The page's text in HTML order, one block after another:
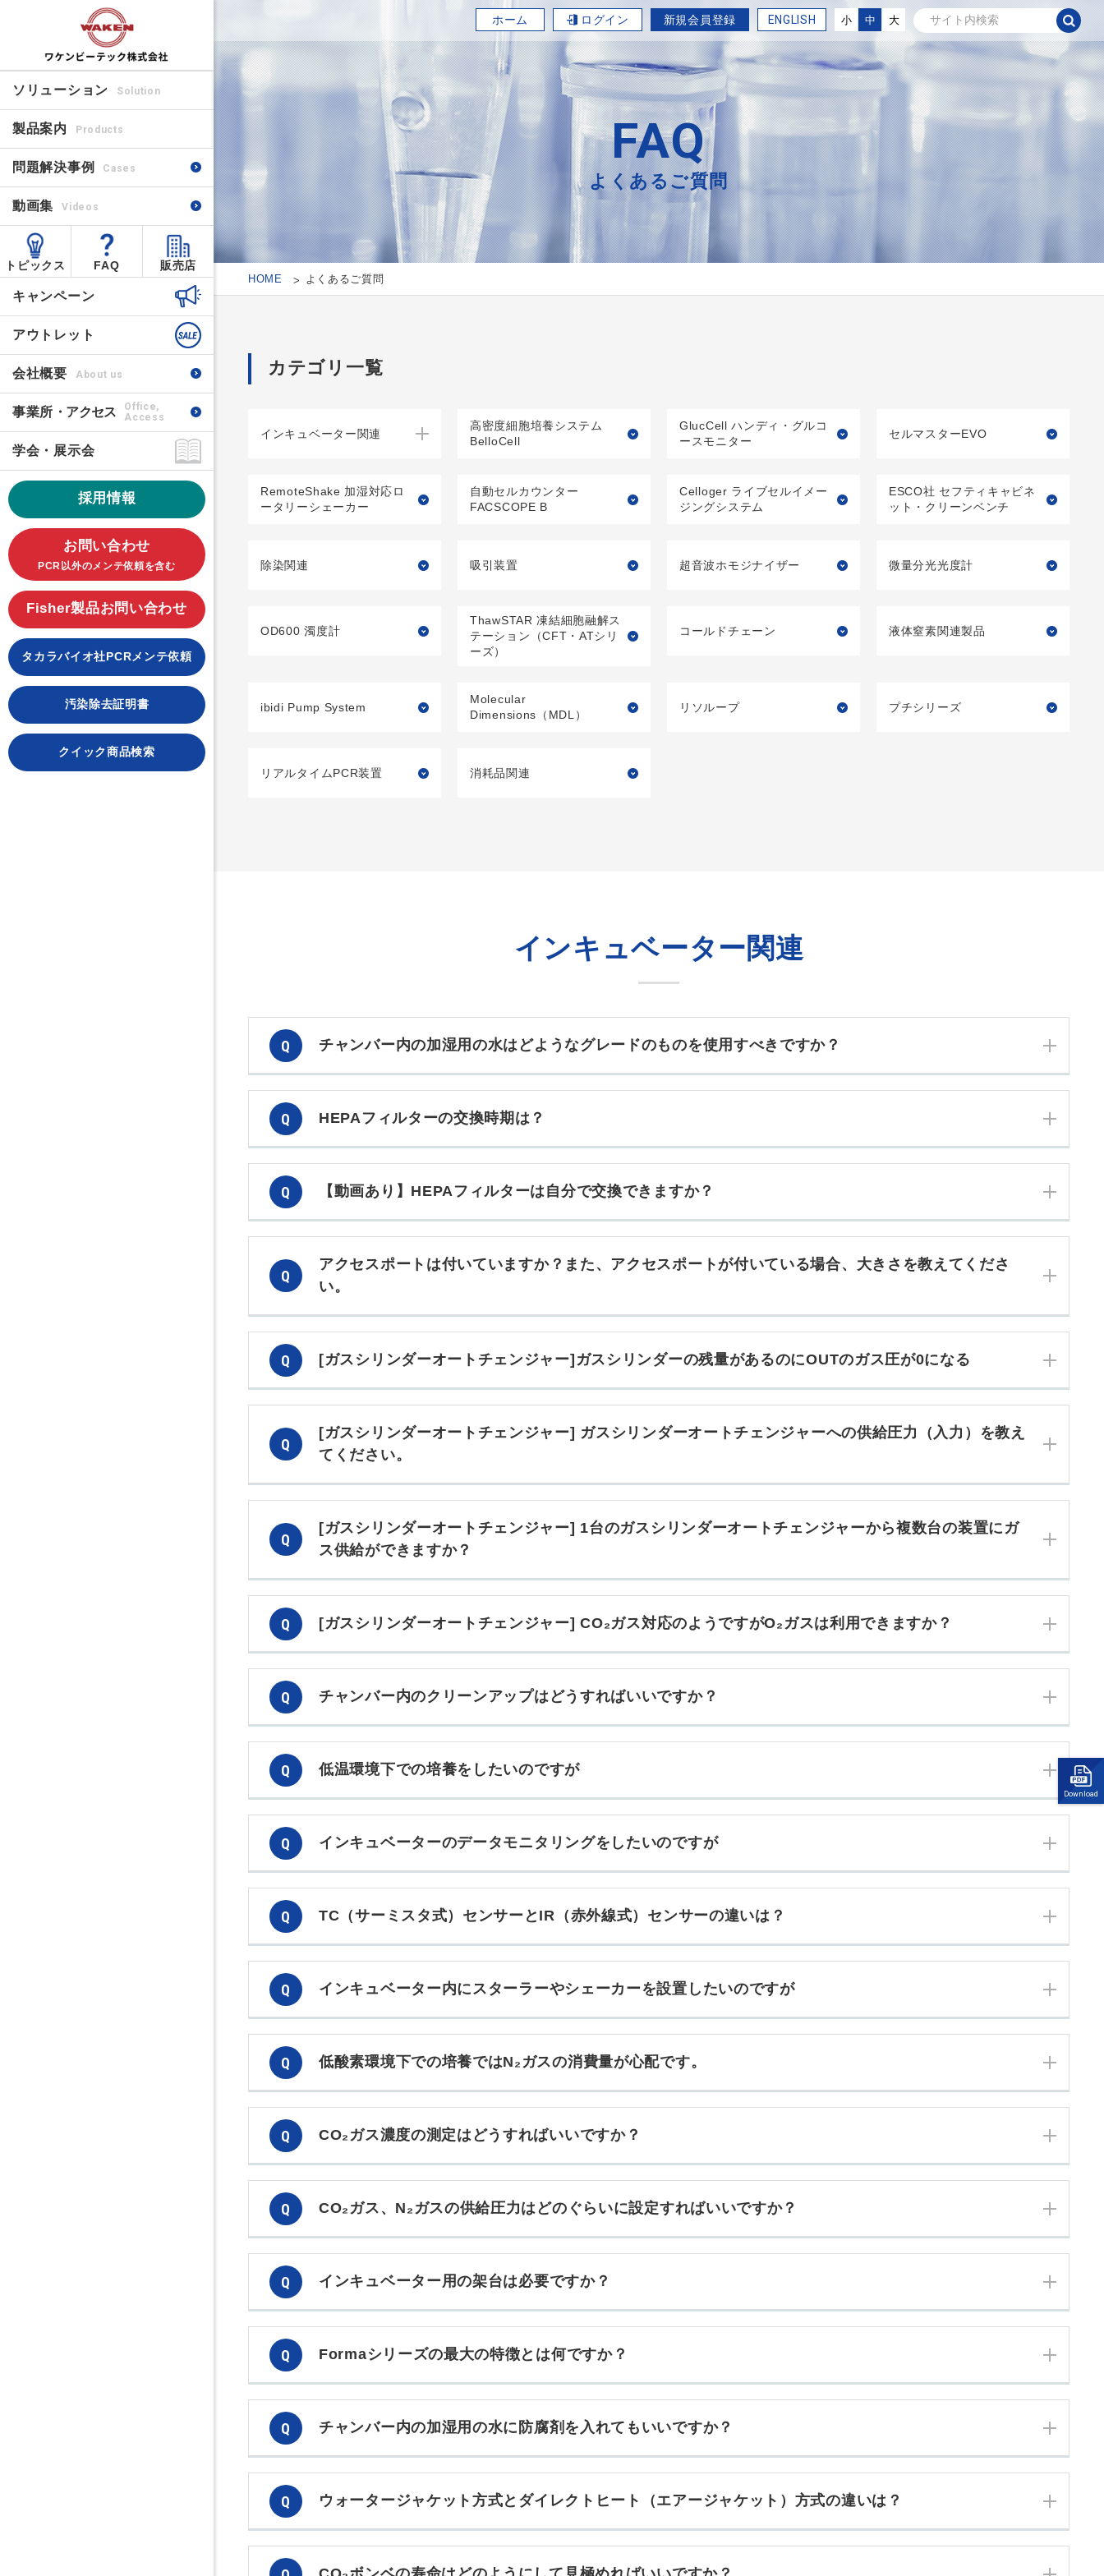
小 中 大
ENGLISH
ログイン 新規会員登録
ホーム
ソリューション Solution
製品案内 Products
問題解決事例 Cases
動画集 Videos
トピックス FAQ 販売店
キャンペーン
アウトレット
会社概要 About us
事業所 ・アクセス
Office,
Access
学会・展示会
採用情報
お問い合わせ
PCR以外のメンテ依頼を含む
Fisher製品お問い合わせ
タカラバイオ社PCRメンテ依頼
汚染除去証明書
クイック商品検索
FAQ
よくあるご質問
HOME よくあるご質問
カテゴリ一覧
インキュベーター関連
高密度細胞培養システム
BelloCell
GlucCell ハンディ・グルコ
ースモニター
セルマスターEVO
RemoteShake 加湿対応ロ
ータリーシェーカー
自動セルカウンター
FACSCOPE B
Celloger ライブセルイメー
ジングシステム
ESCO社 セフティキャビネ
ット・クリーンベンチ
除染関連 吸引装置 超音波ホモジナイザー 微量分光光度計
OD600 濁度計
ThawSTAR 凍結細胞融解ス
テーション（CFT・ATシリ
ーズ）
コールドチェーン 液体窒素関連製品
ibidi Pump System
Molecular
Dimensions（MDL）
リソループ プチシリーズ
リアルタイムPCR装置 消耗品関連
インキュベーター関連
チャンバー内の加湿用の水はどようなグレードのものを使用すべきですか？
HEPAフィルターの交換時期は？
【動画あり】HEPAフィルターは自分で交換できますか？
アクセスポートは付いていますか？また、アクセスポートが付いている場合、大きさを教えてくださ
い。
[ガスシリンダーオートチェンジャー]ガスシリンダーの残量があるのにOUTのガス圧が0になる
[ガスシリンダーオートチェンジャー] ガスシリンダーオートチェンジャーへの供給圧力（入力）を教え
てください。
[ガスシリンダーオートチェンジャー] 1台のガスシリンダーオートチェンジャーから複数台の装置にガ
ス供給ができますか？
[ガスシリンダーオートチェンジャー] CO₂ガス対応のようですがO₂ガスは利用できますか？
チャンバー内のクリーンアップはどうすればいいですか？
低温環境下での培養をしたいのですが
インキュベーターのデータモニタリングをしたいのですが
TC（サーミスタ式）センサーとIR（赤外線式）センサーの違いは？
インキュベーター内にスターラーやシェーカーを設置したいのですが
低酸素環境下での培養ではN₂ガスの消費量が心配です。
CO₂ガス濃度の測定はどうすればいいですか？
CO₂ガス、N₂ガスの供給圧力はどのぐらいに設定すればいいですか？
インキュベーター用の架台は必要ですか？
Formaシリーズの最大の特徴とは何ですか？
チャンバー内の加湿用の水に防腐剤を入れてもいいですか？
ウォータージャケット方式とダイレクトヒート（エアージャケット）方式の違いは？
Download